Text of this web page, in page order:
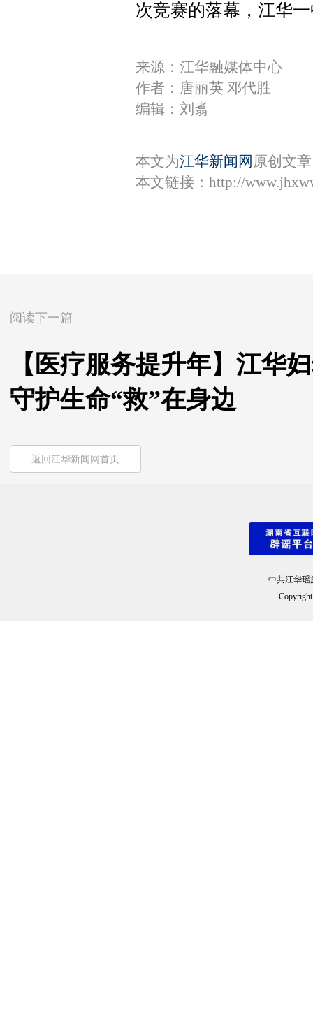
次竞赛的落幕，江华
来源：江华融媒体中心
作者：唐丽英 邓代胜
编辑：刘翥
本文为江华新闻网 原创文
本文链接： http://
阅读下一篇
【医疗服务提升年】江华
守护生命“救”在身边
返回江华新闻网首页
中共江华瑶